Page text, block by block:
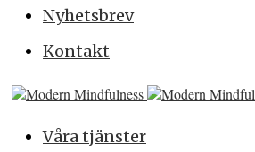
Nyhetsbrev
Kontakt
Våra tjänster